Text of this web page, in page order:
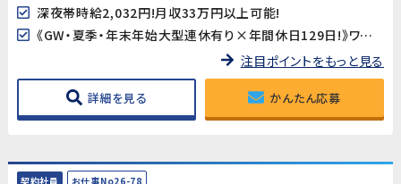
深夜帯時給2,032円!月収33万円以上可能!
《GW・夏季・年末年始大型連休有り×年間休日129日!》ワークライフバランスも取り易い♪
注目ポイントをもっと見る
詳細を見る かんたん応募
契約社員 お仕事No26-78